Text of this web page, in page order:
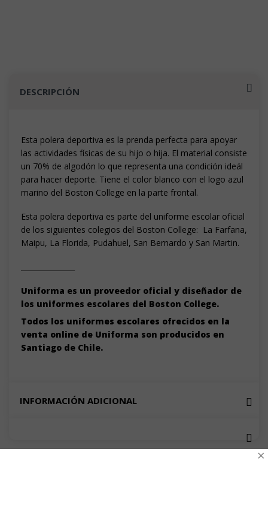
DESCRIPCIÓN
Esta polera deportiva es la prenda perfecta para apoyar
las actividades físicas de su hijo o hija. El material consiste
un 70% de algodón lo que representa una condición ideál
para hacer deporte. Tiene el color blanco con el logo azul
marino del Boston College en la parte frontal.
Esta polera deportiva es parte del uniforme escolar oficial
de los siguientes colegios del Boston College: La Farfana,
Maipu, La Florida, Pudahuel, San Bernardo y San Martin.
Uniforma es un proveedor oficial y diseñador de
los uniformes escolares del Boston College.
Todos los uniformes escolares ofrecidos en la
venta online de Uniforma son producidos en
Santiago de Chile.
INFORMACIÓN ADICIONAL
×